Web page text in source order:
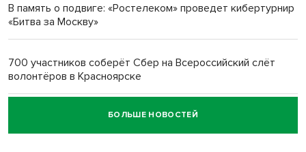
Обновлённое отделение ВТБ открылось в Искитиме
В память о подвиге: «Ростелеком» проведет кибертурнир
«Битва за Москву»
700 участников соберёт Сбер на Всероссийский слёт
волонтёров в Красноярске
Честный выбор: видеонаблюдение обеспечит
объективность результатов ЕДГ в Новосибирской
БОЛЬШЕ НОВОСТЕЙ